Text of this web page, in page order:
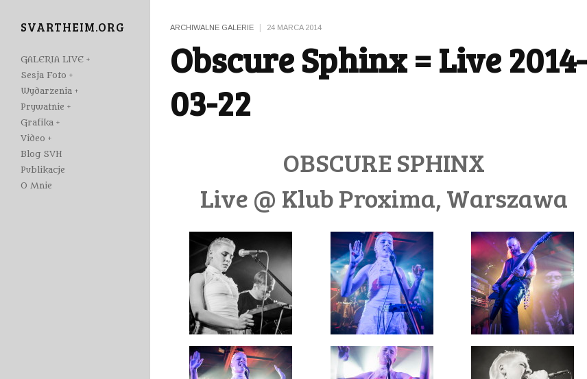
SVARTHEIM.ORG
GALERIA LIVE
Sesja Foto
Wydarzenia
Prywatnie
Grafika
Video
Blog SVH
Publikacje
O Mnie
ARCHIWALNE GALERIE 24 MARCA 2014
Obscure Sphinx = Live 2014-
03-22
OBSCURE SPHINX
Live @ Klub Proxima, Warszawa